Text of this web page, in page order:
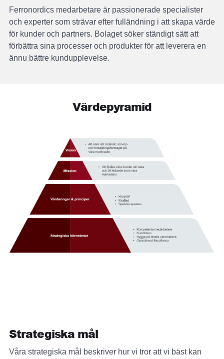
Ferronordics medarbetare är passionerade specialister
och experter som strävar efter fulländning i att skapa värde
för kunder och partners. Bolaget söker ständigt sätt att
förbättra sina processer och produkter för att leverera en
ännu bättre kundupplevelse.
Värdepyramid
Strategiska mål
Våra strategiska mål beskriver hur vi tror att vi bäst kan